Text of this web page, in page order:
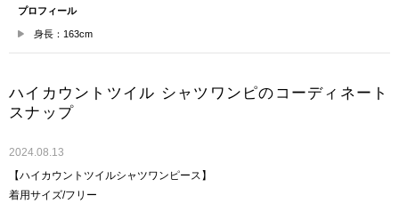
プロフィール
身長：163cm
ハイカウントツイル シャツワンピのコーディネート
スナップ
2024.08.13
【ハイカウントツイルシャツワンピース】
着用サイズ/フリー